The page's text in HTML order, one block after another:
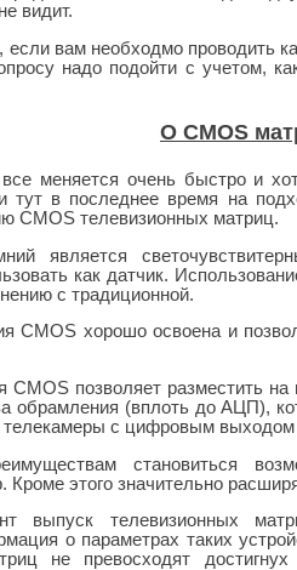
видит.
если вам необходмо проводить
надо подойти с учетом,
О CMOS
меняется очень быстро и
тут в последнее время на
CMOS телевизионных матриц.
является
как датчик.
с традиционной.
CMOS хорошо освоена и
CMOS позволяет разместить
обрамления (вплоть до АЦП),
телекамеры с цифровым выходом
становиться
Кроме этого значительно
выпуск телевизионных
о параметрах таких
не превосходят